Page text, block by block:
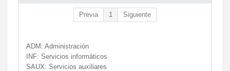
Previa 1 Siguiente
ADM: Administración
INF: Servicios informáticos
SAUX: Servicios auxiliares